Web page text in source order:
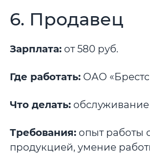
6. Продавец
Зарплата: от 580 руб.
Где работать: ОАО
Что делать: обслуживание
Требования: опыт работы
продукцией, умение